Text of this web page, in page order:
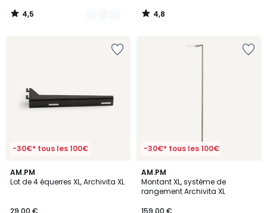
notre
programme
31,53
4,5
/
4,8
/
-30€* tous les 100€
AM.PM
Lot de 4 équerres XL, Archivita XL
29,00 €
4,6
/ 5
-30€* tous les 100€
AM.PM
Montant XL, système de
rangement Archivita XL
159,00 €
3,7
/ 5